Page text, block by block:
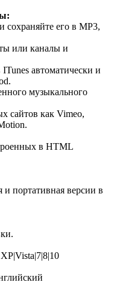
сохраняйте его в MP3,
или каналы и
автоматически и
музыкального
сайтов как Vimeo,
в HTML
и портативная версии в